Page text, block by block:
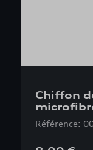
Chiffon
Référence: